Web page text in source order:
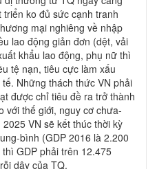
ko đủ sức cạnh tranh
mại nghiêng về nhập
lao động giản đơn (dệt, vải
khẩu lao động, phụ nữ thì
tệ nạn, tiêu cực làm xấu
Những thách thức VN phải
được chỉ tiêu đề ra trở thành
với thế giới, nguy cơ chưa-
VN sẽ kết thúc thời kỳ
bình (GDP 2016 là 2.200
GDP phải trên 12.475
dậy của TQ.